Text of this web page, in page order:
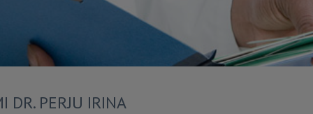
DR. PERJU IRINA